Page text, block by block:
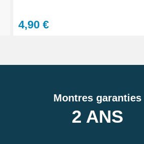
4,90 €
Montres garanties
2 ANS